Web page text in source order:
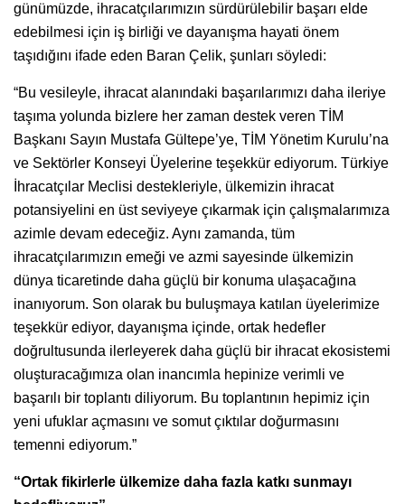
günümüzde, ihracatçılarımızın sürdürülebilir başarı elde
edebilmesi için iş birliği ve dayanışma hayati önem
taşıdığını ifade eden Baran Çelik, şunları söyledi:
“Bu vesileyle, ihracat alanındaki başarılarımızı daha ileriye
taşıma yolunda bizlere her zaman destek veren TİM
Başkanı Sayın Mustafa Gültepe’ye, TİM Yönetim Kurulu’na
ve Sektörler Konseyi Üyelerine teşekkür ediyorum. Türkiye
İhracatçılar Meclisi destekleriyle, ülkemizin ihracat
potansiyelini en üst seviyeye çıkarmak için çalışmalarımıza
azimle devam edeceğiz. Aynı zamanda, tüm
ihracatçılarımızın emeği ve azmi sayesinde ülkemizin
dünya ticaretinde daha güçlü bir konuma ulaşacağına
inanıyorum. Son olarak bu buluşmaya katılan üyelerimize
teşekkür ediyor, dayanışma içinde, ortak hedefler
doğrultusunda ilerleyerek daha güçlü bir ihracat ekosistemi
oluşturacağımıza olan inancımla hepinize verimli ve
başarılı bir toplantı diliyorum. Bu toplantının hepimiz için
yeni ufuklar açmasını ve somut çıktılar doğurmasını
temenni ediyorum.”
“Ortak fikirlerle ülkemize daha fazla katkı sunmayı